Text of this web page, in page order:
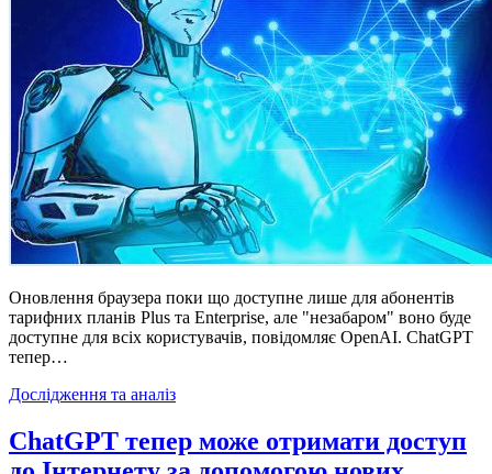
Оновлення браузера поки що доступне лише для абонентів
тарифних планів Plus та Enterprise, але "незабаром" воно буде
доступне для всіх користувачів, повідомляє OpenAI. ChatGPT
тепер…
Posted
Дослідження та аналіз
ChatGPT тепер може отримати доступ